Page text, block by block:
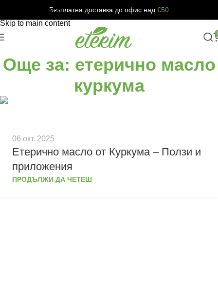
Skip to navigation
Skip to main content
Безплатна доставка до офис над €50
Още за: етерично масло
куркума
06 окт. 2025
Етерично масло от Куркума – Ползи и
приложения
ПРОДЪЛЖИ ДА ЧЕТЕШ